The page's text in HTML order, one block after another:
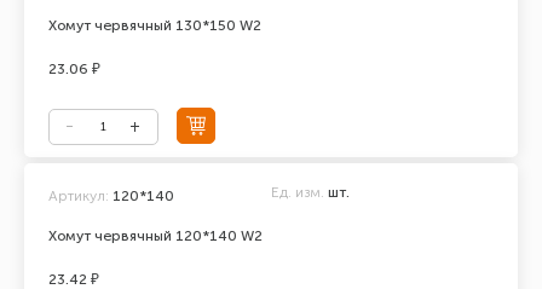
Хомут червячный 130*150 W2
23.06 ₽
Хомут червячный 120*140 W2
Артикул: 120*140 Ед. изм. шт.
23.42 ₽